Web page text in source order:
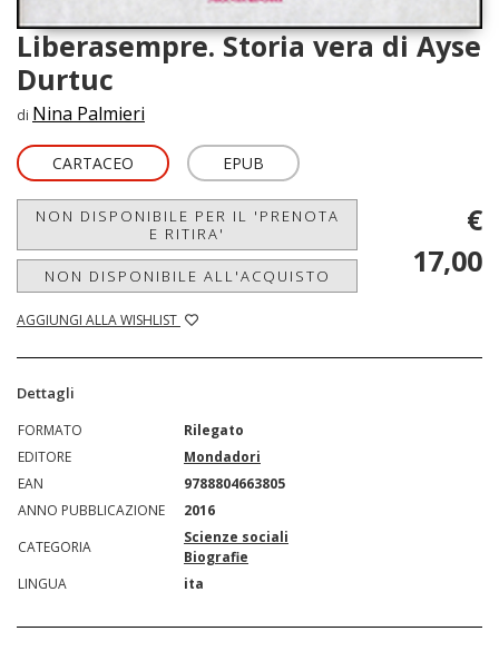
Liberasempre. Storia vera di Ayse
Durtuc
di Nina Palmieri
CARTACEO EPUB
NON DISPONIBILE PER IL 'PRENOTA
E RITIRA'
NON DISPONIBILE ALL'ACQUISTO
AGGIUNGI ALLA WISHLIST
€
17,00
Dettagli
FORMATO
Rilegato
EDITORE
Mondadori
EAN
9788804663805
ANNO PUBBLICAZIONE
2016
CATEGORIA
Scienze sociali
Biografie
LINGUA
ita